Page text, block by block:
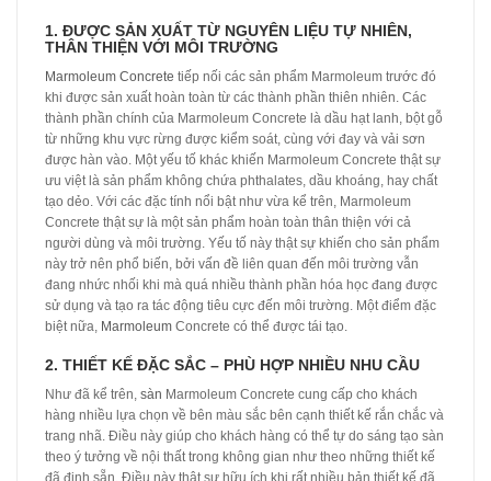
1. ĐƯỢC SẢN XUẤT TỪ NGUYÊN LIỆU TỰ NHIÊN,
THÂN THIỆN VỚI MÔI TRƯỜNG
Marmoleum Concrete tiếp nối các sản phẩm Marmoleum trước đó
khi được sản xuất hoàn toàn từ các thành phần thiên nhiên. Các
thành phần chính của Marmoleum Concrete là dầu hạt lanh, bột gỗ
từ những khu vực rừng được kiểm soát, cùng với đay và vải sơn
được hàn vào. Một yếu tố khác khiến Marmoleum Concrete thật sự
ưu việt là sản phẩm không chứa phthalates, dầu khoáng, hay chất
tạo dẻo. Với các đặc tính nổi bật như vừa kể trên, Marmoleum
Concrete thật sự là một sản phẩm hoàn toàn thân thiện với cả
người dùng và môi trường. Yếu tố này thật sự khiến cho sản phẩm
này trở nên phổ biến, bởi vấn đề liên quan đến môi trường vẫn
đang nhức nhối khi mà quá nhiều thành phần hóa học đang được
sử dụng và tạo ra tác động tiêu cực đến môi trường. Một điểm đặc
biệt nữa, Marmoleum Concrete có thể được tái tạo.
2. THIẾT KẾ ĐẶC SẮC – PHÙ HỢP NHIỀU NHU CẦU
Như đã kể trên, sàn Marmoleum Concrete cung cấp cho khách
hàng nhiều lựa chọn về bên màu sắc bên cạnh thiết kế rắn chắc và
trang nhã. Điều này giúp cho khách hàng có thể tự do sáng tạo sàn
theo ý tưởng về nội thất trong không gian như theo những thiết kế
đã định sẵn. Điều này thật sự hữu ích khi rất nhiều bản thiết kế đã